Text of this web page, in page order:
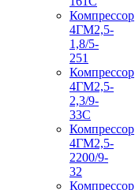
Компрессор
4ГМ2,5-
1,8/5-
251
Компрессор
4ГМ2,5-
2,3/9-
33С
Компрессор
4ГМ2,5-
2200/9-
32
Компрессор